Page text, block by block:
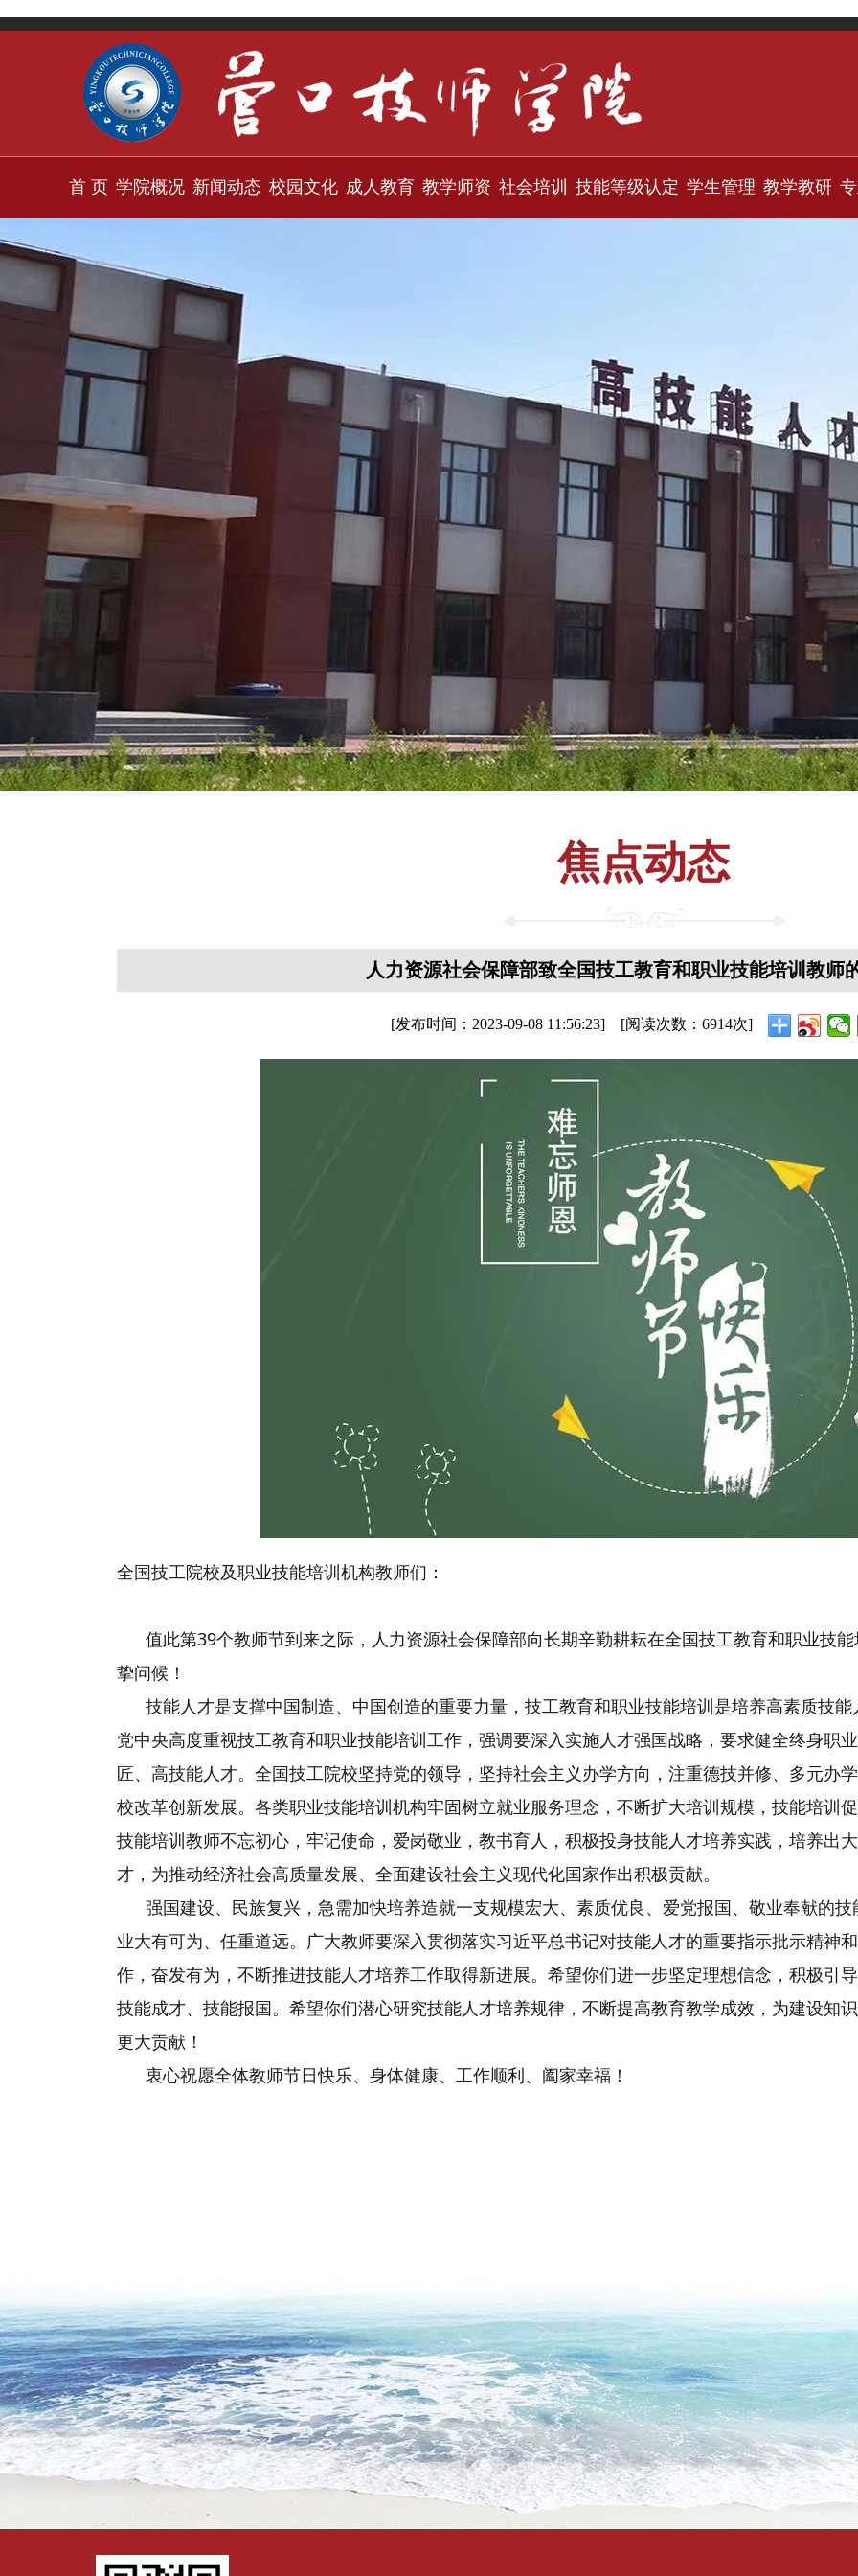
首 页 学院概况 新闻动态 校园文化 成人教育 教学师资 社会培训 技能等级认定 学生管理 教学教研
焦点动态
人力资源社会保障部致全国技工教育和职业技能培训教师
[发布时间： 2023-09-08 11:56:23] [阅读次数： 6914次]
全国技工院校及职业技能培训机构教师们：
值此第39个教师节到来之际，人力资源社会保障部向长期辛勤耕耘在全国技工教育和职业技
挚问候！
技能人才是支撑中国制造、中国创造的重要力量，技工教育和职业技能培训是培养高素质技
党中央高度重视技工教育和职业技能培训工作，强调要深入实施人才强国战略，要求健全终身职
匠、高技能人才。全国技工院校坚持党的领导，坚持社会主义办学方向，注重德技并修、多元办
校改革创新发展。各类职业技能培训机构牢固树立就业服务理念，不断扩大培训规模，技能培训
技能培训教师不忘初心，牢记使命，爱岗敬业，教书育人，积极投身技能人才培养实践，培养出
才，为推动经济社会高质量发展、全面建设社会主义现代化国家作出积极贡献。
强国建设、民族复兴，急需加快培养造就一支规模宏大、素质优良、爱党报国、敬业奉献的
业大有可为、任重道远。广大教师要深入贯彻落实习近平总书记对技能人才的重要指示批示精神
作，奋发有为，不断推进技能人才培养工作取得新进展。希望你们进一步坚定理想信念，积极引
技能成才、技能报国。希望你们潜心研究技能人才培养规律，不断提高教育教学成效，为建设知
更大贡献！
衷心祝愿全体教师节日快乐、身体健康、工作顺利、阖家幸福！